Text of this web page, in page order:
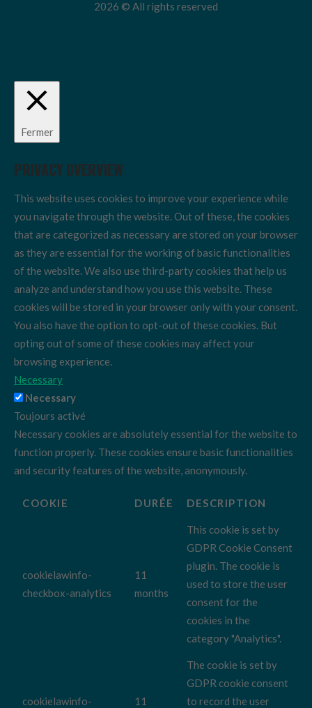
2026 © All rights reserved
Fermer
PRIVACY OVERVIEW
This website uses cookies to improve your experience while
you navigate through the website. Out of these, the cookies
that are categorized as necessary are stored on your browser
as they are essential for the working of basic functionalities
of the website. We also use third-party cookies that help us
analyze and understand how you use this website. These
cookies will be stored in your browser only with your consent.
You also have the option to opt-out of these cookies. But
opting out of some of these cookies may affect your
browsing experience.
Necessary
Necessary
Toujours activé
Necessary cookies are absolutely essential for the website to
function properly. These cookies ensure basic functionalities
and security features of the website, anonymously.
COOKIE DURÉE DESCRIPTION
cookielawinfo-
checkbox-analytics
11
months
This cookie is set by
GDPR Cookie Consent
plugin. The cookie is
used to store the user
consent for the
cookies in the
category "Analytics".
cookielawinfo-
11
The cookie is set by
GDPR cookie consent
to record the user